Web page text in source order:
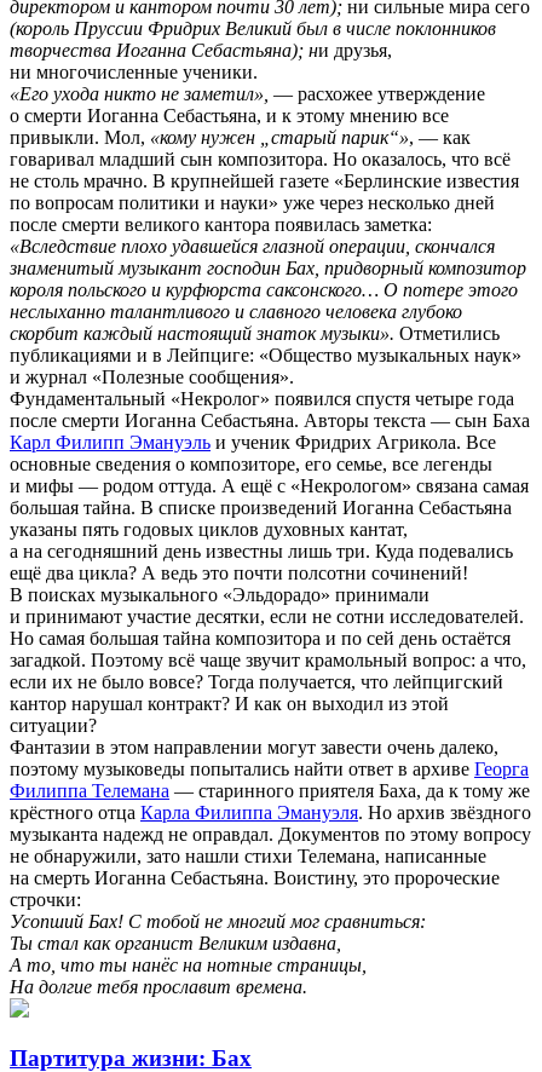
директором и кантором почти 30 лет); ни сильные мира сего
(король Пруссии Фридрих Великий был в числе поклонников
творчества Иоганна Себастьяна); ни друзья,
ни многочисленные ученики.
«Его ухода никто не заметил», — расхожее утверждение
о смерти Иоганна Себастьяна, и к этому мнению все
привыкли. Мол, «кому нужен „старый парик“», — как
говаривал младший сын композитора. Но оказалось, что всё
не столь мрачно. В крупнейшей газете «Берлинские известия
по вопросам политики и науки» уже через несколько дней
после смерти великого кантора появилась заметка:
«Вследствие плохо удавшейся глазной операции, скончался
знаменитый музыкант господин Бах, придворный композитор
короля польского и курфюрста саксонского… О потере этого
неслыханно талантливого и славного человека глубоко
скорбит каждый настоящий знаток музыки». Отметились
публикациями и в Лейпциге: «Общество музыкальных наук»
и журнал «Полезные сообщения».
Фундаментальный «Некролог» появился спустя четыре года
после смерти Иоганна Себастьяна. Авторы текста — сын Баха
Карл Филипп Эмануэль и ученик Фридрих Агрикола. Все
основные сведения о композиторе, его семье, все легенды
и мифы — родом оттуда. А ещё с «Некрологом» связана самая
большая тайна. В списке произведений Иоганна Себастьяна
указаны пять годовых циклов духовных кантат,
а на сегодняшний день известны лишь три. Куда подевались
ещё два цикла? А ведь это почти полсотни сочинений!
В поисках музыкального «Эльдорадо» принимали
и принимают участие десятки, если не сотни исследователей.
Но самая большая тайна композитора и по сей день остаётся
загадкой. Поэтому всё чаще звучит крамольный вопрос: а что,
если их не было вовсе? Тогда получается, что лейпцигский
кантор нарушал контракт? И как он выходил из этой
ситуации?
Фантазии в этом направлении могут завести очень далеко,
поэтому музыковеды попытались найти ответ в архиве Георга
Филиппа Телемана — старинного приятеля Баха, да к тому же
крёстного отца Карла Филиппа Эмануэля. Но архив звёздного
музыканта надежд не оправдал. Документов по этому вопросу
не обнаружили, зато нашли стихи Телемана, написанные
на смерть Иоганна Себастьяна. Воистину, это пророческие
строчки:
Усопший Бах! С тобой не многий мог сравниться:
Ты стал как органист Великим издавна,
А то, что ты нанёс на нотные страницы,
На долгие тебя прославит времена.
Партитура жизни: Бах